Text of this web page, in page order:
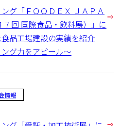
グ「ＦＯＯＤＥＸ ＪＡＰＡ
７回 国際食品・飲料展）」に
品工場建設の実績を紹介
グ力をアピール～
情報